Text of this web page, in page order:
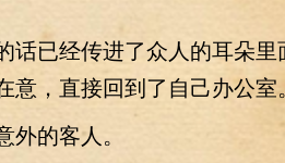
已经传进了众人的耳朵里
，直接回到了自己办公室
的客人。